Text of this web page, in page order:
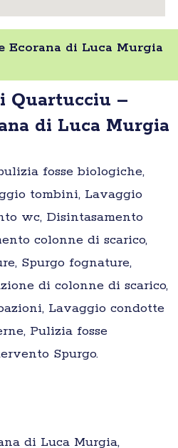
Ecorana di Luca Murgia
Quartucciu –
di Luca Murgia
fosse biologiche,
tombini, Lavaggio
wc, Disintasamento
colonne di scarico,
Spurgo fognature,
di colonne di scarico,
Lavaggio condotte
Pulizia fosse
Spurgo.
di Luca Murgia,